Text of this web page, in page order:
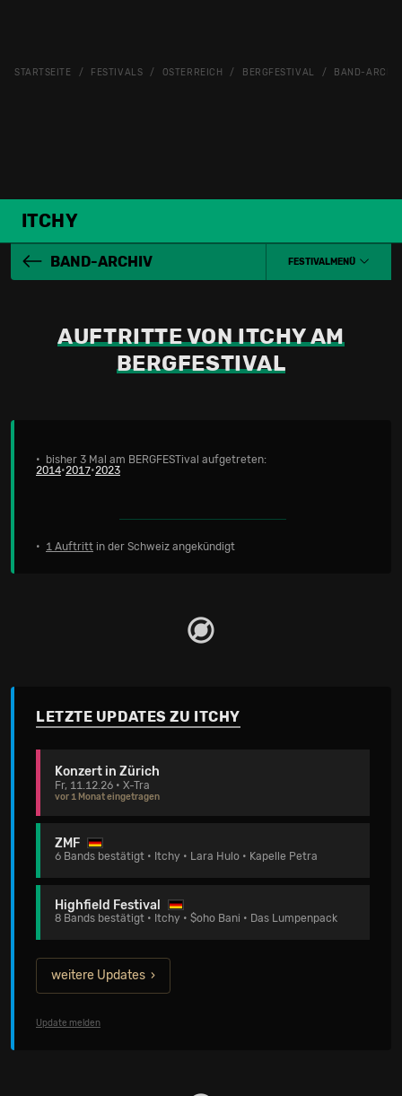
STARTSEITE FESTIVALS ÖSTERREICH BERGFESTIVAL BAND-
ITCHY
BAND-ARCHIV FESTIVALMENÜ
AUFTRITTE VON ITCHY AM
BERGFESTIVAL
• bisher 3 Mal am BERGFESTival aufgetreten:
2014•2017•2023
• 1 Auftritt in der Schweiz angekündigt
LETZTE UPDATES ZU ITCHY
Konzert in Zürich
Fr, 11.12.26 • X-Tra
vor 1 Monat eingetragen
ZMF
6 Bands bestätigt • Itchy • Lara Hulo • Kapelle Petra
Highfield Festival
8 Bands bestätigt • Itchy • $oho Bani • Das Lumpenpack
weitere Updates
Update melden